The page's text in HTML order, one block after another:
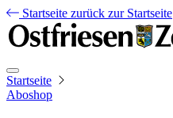
Startseite zurück zur Startseite
Startseite
Aboshop